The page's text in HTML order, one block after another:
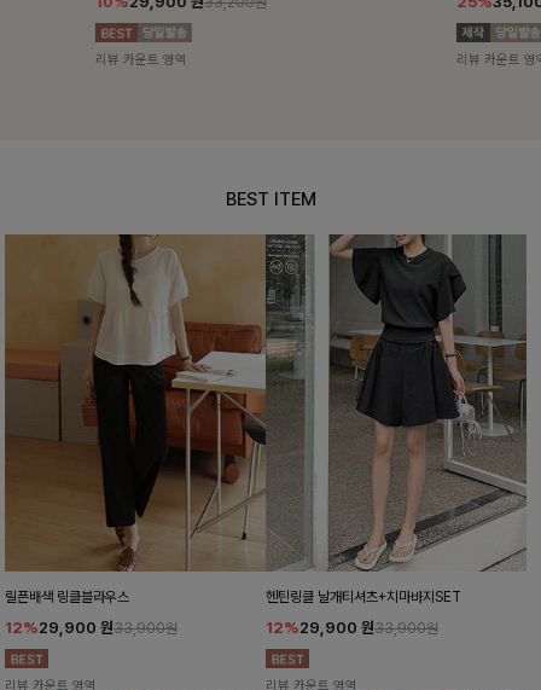
리뷰 카운트 영역 리뷰 카운트 영
BEST ITEM
릴픈배색 링클블라우스
12%29,900 원33,900원
리뷰 카운트 영역
헨틴링클 날개티셔츠+치마바지SET
12%29,900 원33,900원
리뷰 카운트 영역